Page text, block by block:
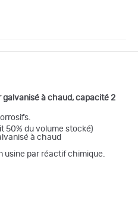
galvanisé à chaud, capacité 2
50% du volume stocké)
à chaud
usine par réactif chimique.